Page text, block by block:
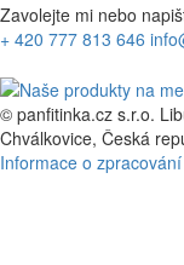
Zavolejte mi nebo
+ 420 777 813 646
© panfitinka.cz s.r.o.
Chválkovice, Česká
Informace o